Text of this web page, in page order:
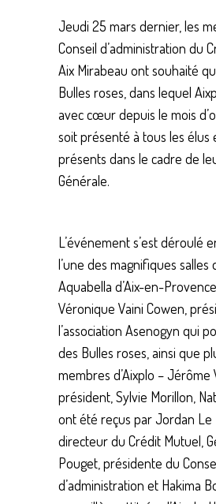
Jeudi 25 mars dernier, les
Conseil d’administration du
Aix Mirabeau ont souhaité
Bulles roses, dans lequel
avec cœur depuis le mois
soit présenté à tous les élus
présents dans le cadre de
Générale.
L’événement s’est déroulé
l’une des magnifiques salles
Aquabella d’Aix-en-
Véronique Vaini Cowen,
l’association Asenogyn qui
des Bulles roses, ainsi que
membres d’Aixplo – Jérôme
président, Sylvie Morillon,
ont été reçus par Jordan Le
directeur du Crédit Mutuel,
Pouget, présidente du
d’administration et Hakima